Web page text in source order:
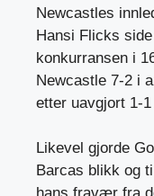
Newcastles
Hansi Flicks
konkurransen i
Newcastle 7-2 i
etter uavgjort 1-1
Likevel gjorde
Barcas blikk og